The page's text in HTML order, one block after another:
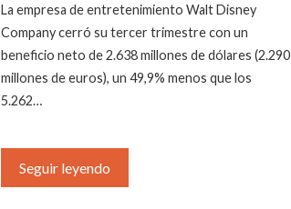
La empresa de entretenimiento Walt Disney
Company cerró su tercer trimestre con un
beneficio neto de 2.638 millones de dólares (2.290
millones de euros), un 49,9% menos que los
5.262…
Seguir leyendo